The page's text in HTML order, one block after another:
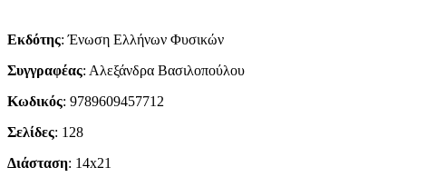
Εκδότης: Ένωση Ελλήνων Φυσικών
Συγγραφέας: Αλεξάνδρα Βασιλοπούλου
Κωδικός: 9789609457712
Σελίδες: 128
Διάσταση: 14x21